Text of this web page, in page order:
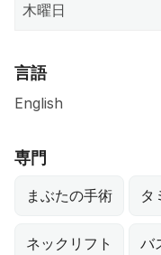
木曜日
言語
English
専門
まぶたの手術 タ
ネックリフト バ